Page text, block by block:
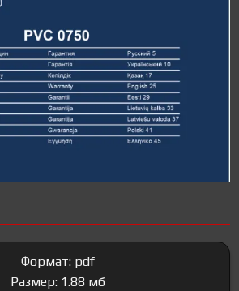
Формат: pdf
Размер: 1.88 мб